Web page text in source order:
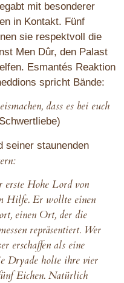
mit besonderer
in Kontakt. Fünf
sie respektvoll die
Men Dûr, den Palast
Esmantés Reaktion
spricht Bände:
dass es bei euch
seiner staunenden
:
erste Hohe Lord von
Hilfe. Er wollte einen
einen Ort, der die
repräsentiert. Wer
erschaffen als eine
Dryade holte ihre vier
Eichen. Natürlich